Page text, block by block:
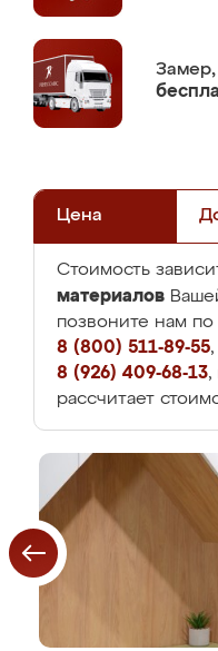
Замер,
Цена
Стоимость
материалов
позвоните нам
8 (800) 511-89-55,
8 (926) 409-68-13,
рассчитает